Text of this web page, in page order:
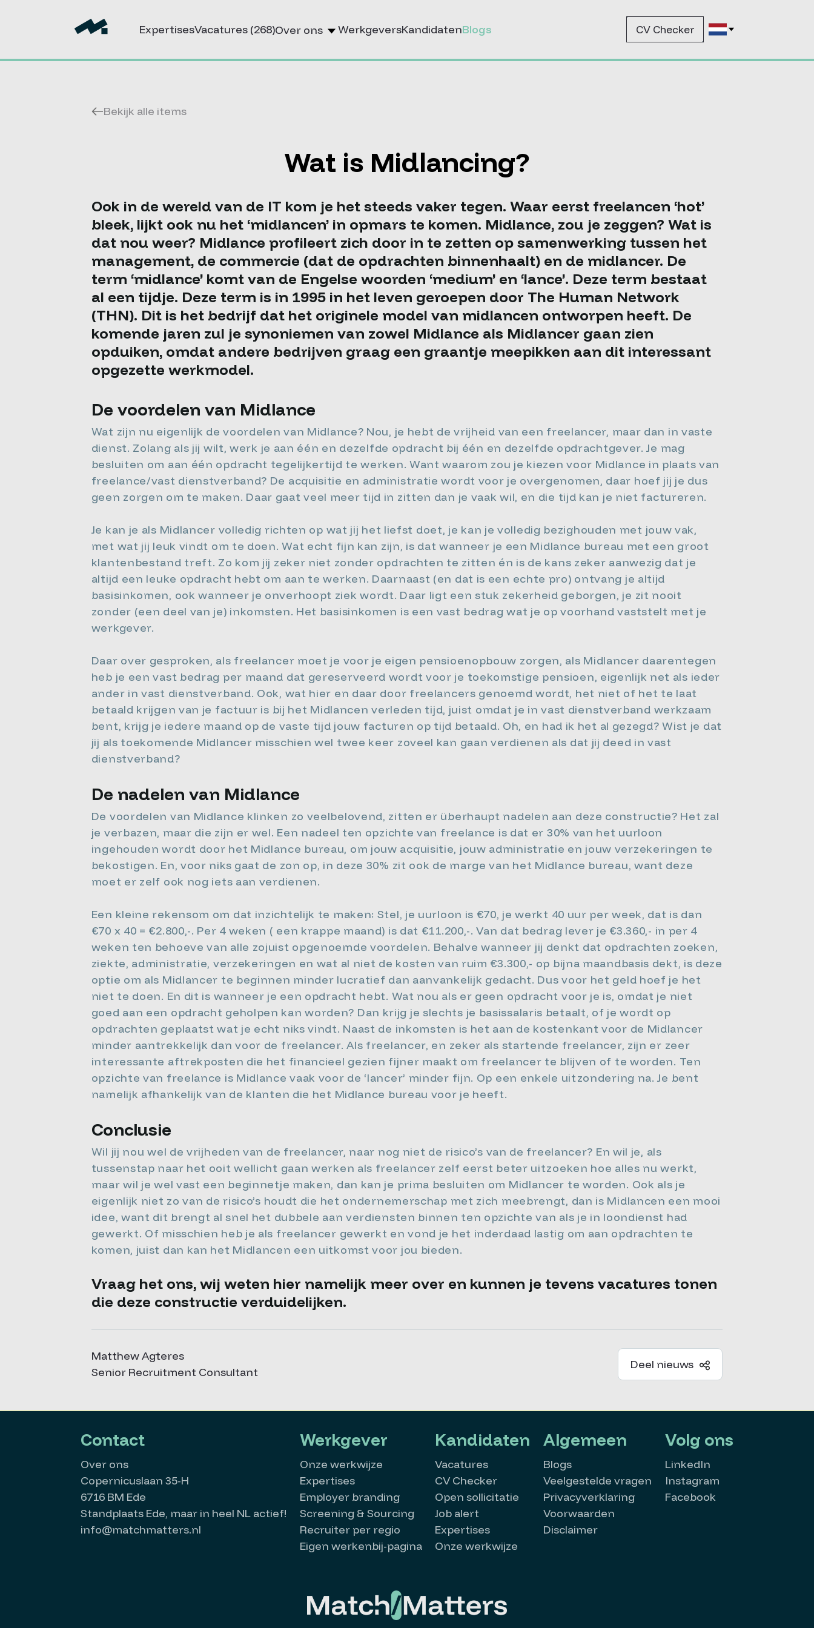
ExpertisesVacatures (268)Over ons WerkgeversKandidatenBlogs CV Checker
Bekijk alle items
Wat is Midlancing?
Ook in de wereld van de IT kom je het steeds vaker tegen. Waar eerst freelancen ‘hot’
bleek, lijkt ook nu het ‘midlancen’ in opmars te komen. Midlance, zou je zeggen? Wat is
dat nou weer? Midlance profileert zich door in te zetten op samenwerking tussen het
management, de commercie (dat de opdrachten binnenhaalt) en de midlancer. De
term ‘midlance’ komt van de Engelse woorden ‘medium’ en ‘lance’. Deze term bestaat
al een tijdje. Deze term is in 1995 in het leven geroepen door The Human Network
(THN). Dit is het bedrijf dat het originele model van midlancen ontworpen heeft. De
komende jaren zul je synoniemen van zowel Midlance als Midlancer gaan zien
opduiken, omdat andere bedrijven graag een graantje meepikken aan dit interessant
opgezette werkmodel.
De voordelen van Midlance
Wat zijn nu eigenlijk de voordelen van Midlance? Nou, je hebt de vrijheid van een freelancer, maar dan in vaste
dienst. Zolang als jij wilt, werk je aan één en dezelfde opdracht bij één en dezelfde opdrachtgever. Je mag
besluiten om aan één opdracht tegelijkertijd te werken. Want waarom zou je kiezen voor Midlance in plaats van
freelance/vast dienstverband? De acquisitie en administratie wordt voor je overgenomen, daar hoef jij je dus
geen zorgen om te maken. Daar gaat veel meer tijd in zitten dan je vaak wil, en die tijd kan je niet factureren.
Je kan je als Midlancer volledig richten op wat jij het liefst doet, je kan je volledig bezighouden met jouw vak,
met wat jij leuk vindt om te doen. Wat echt fijn kan zijn, is dat wanneer je een Midlance bureau met een groot
klantenbestand treft. Zo kom jij zeker niet zonder opdrachten te zitten én is de kans zeker aanwezig dat je
altijd een leuke opdracht hebt om aan te werken. Daarnaast (en dat is een echte pro) ontvang je altijd
basisinkomen, ook wanneer je onverhoopt ziek wordt. Daar ligt een stuk zekerheid geborgen, je zit nooit
zonder (een deel van je) inkomsten. Het basisinkomen is een vast bedrag wat je op voorhand vaststelt met je
werkgever.
Daar over gesproken, als freelancer moet je voor je eigen pensioenopbouw zorgen, als Midlancer daarentegen
heb je een vast bedrag per maand dat gereserveerd wordt voor je toekomstige pensioen, eigenlijk net als ieder
ander in vast dienstverband. Ook, wat hier en daar door freelancers genoemd wordt, het niet of het te laat
betaald krijgen van je factuur is bij het Midlancen verleden tijd, juist omdat je in vast dienstverband werkzaam
bent, krijg je iedere maand op de vaste tijd jouw facturen op tijd betaald. Oh, en had ik het al gezegd? Wist je dat
jij als toekomende Midlancer misschien wel twee keer zoveel kan gaan verdienen als dat jij deed in vast
dienstverband?
De nadelen van Midlance
De voordelen van Midlance klinken zo veelbelovend, zitten er überhaupt nadelen aan deze constructie? Het zal
je verbazen, maar die zijn er wel. Een nadeel ten opzichte van freelance is dat er 30% van het uurloon
ingehouden wordt door het Midlance bureau, om jouw acquisitie, jouw administratie en jouw verzekeringen te
bekostigen. En, voor niks gaat de zon op, in deze 30% zit ook de marge van het Midlance bureau, want deze
moet er zelf ook nog iets aan verdienen.
Een kleine rekensom om dat inzichtelijk te maken: Stel, je uurloon is €70, je werkt 40 uur per week, dat is dan
€70 x 40 = €2.800,-. Per 4 weken ( een krappe maand) is dat €11.200,-. Van dat bedrag lever je €3.360,- in per 4
weken ten behoeve van alle zojuist opgenoemde voordelen. Behalve wanneer jij denkt dat opdrachten zoeken,
ziekte, administratie, verzekeringen en wat al niet de kosten van ruim €3.300,- op bijna maandbasis dekt, is deze
optie om als Midlancer te beginnen minder lucratief dan aanvankelijk gedacht. Dus voor het geld hoef je het
niet te doen. En dit is wanneer je een opdracht hebt. Wat nou als er geen opdracht voor je is, omdat je niet
goed aan een opdracht geholpen kan worden? Dan krijg je slechts je basissalaris betaalt, of je wordt op
opdrachten geplaatst wat je echt niks vindt. Naast de inkomsten is het aan de kostenkant voor de Midlancer
minder aantrekkelijk dan voor de freelancer. Als freelancer, en zeker als startende freelancer, zijn er zeer
interessante aftrekposten die het financieel gezien fijner maakt om freelancer te blijven of te worden. Ten
opzichte van freelance is Midlance vaak voor de ‘lancer’ minder fijn. Op een enkele uitzondering na. Je bent
namelijk afhankelijk van de klanten die het Midlance bureau voor je heeft.
Conclusie
Wil jij nou wel de vrijheden van de freelancer, naar nog niet de risico’s van de freelancer? En wil je, als
tussenstap naar het ooit wellicht gaan werken als freelancer zelf eerst beter uitzoeken hoe alles nu werkt,
maar wil je wel vast een beginnetje maken, dan kan je prima besluiten om Midlancer te worden. Ook als je
eigenlijk niet zo van de risico’s houdt die het ondernemerschap met zich meebrengt, dan is Midlancen een mooi
idee, want dit brengt al snel het dubbele aan verdiensten binnen ten opzichte van als je in loondienst had
gewerkt. Of misschien heb je als freelancer gewerkt en vond je het inderdaad lastig om aan opdrachten te
komen, juist dan kan het Midlancen een uitkomst voor jou bieden.
Vraag het ons, wij weten hier namelijk meer over en kunnen je tevens vacatures tonen
die deze constructie verduidelijken.
Matthew Agteres
Senior Recruitment Consultant
Deel nieuws
Contact
Over ons
Copernicuslaan 35-H
6716 BM Ede
Standplaats Ede, maar in heel NL actief!
info@matchmatters.nl
Werkgever
Onze werkwijze
Expertises
Employer branding
Screening & Sourcing
Recruiter per regio
Eigen werkenbij-pagina
Kandidaten
Vacatures
CV Checker
Open sollicitatie
Job alert
Expertises
Onze werkwijze
Algemeen
Blogs
Veelgestelde vragen
Privacyverklaring
Voorwaarden
Disclaimer
Volg ons
LinkedIn
Instagram
Facebook